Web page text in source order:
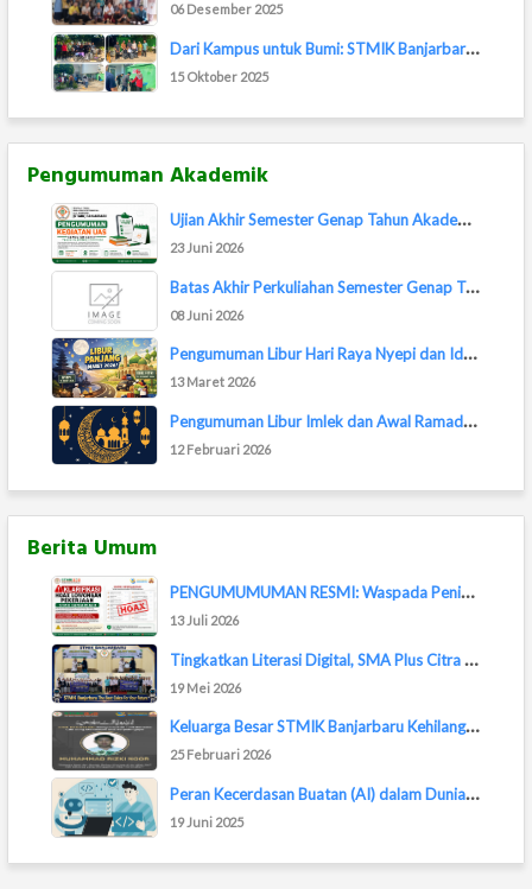
06 Desember 2025
D
ari Kampus untuk Bumi: STMIK Banjarbaru Ikut...
15 Oktober 2025
Pengumuman Akademik
U
jian Akhir Semester Genap Tahun Akademik 202...
23 Juni 2026
B
atas Akhir Perkuliahan Semester Genap TA 202...
08 Juni 2026
P
engumuman Libur Hari Raya Nyepi dan Idul Fit...
13 Maret 2026
P
engumuman Libur Imlek dan Awal Ramadan 2026
12 Februari 2026
Berita Umum
P
ENGUMUMUMAN RESMI: Waspada Penipuan Lowongan...
13 Juli 2026
T
ingkatkan Literasi Digital, SMA Plus Citra M...
19 Mei 2026
K
eluarga Besar STMIK Banjarbaru Kehilangan Sa...
25 Februari 2026
P
eran Kecerdasan Buatan (AI) dalam Dunia Pemr...
19 Juni 2025